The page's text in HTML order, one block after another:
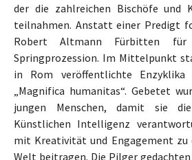
der die zahlreichen Bischöfe und
teilnahmen. Anstatt einer Predigt
Robert Altmann Fürbitten
Springprozession. Im Mittelpunkt
in Rom veröffentlichte Enzyklika
„Magnifica humanitas“. Gebetet
jungen Menschen, damit sie
Künstlichen Intelligenz
mit Kreativität und Engagement zu
Welt beitragen. Die Pilger